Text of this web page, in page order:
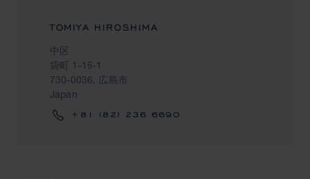
TOMIYA HIROSHIMA
中区
袋町 1-15-1
730-0036, 広島市
Japan
+81 (82) 236 6690